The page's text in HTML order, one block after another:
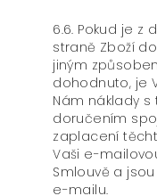
6.6. Pokud je z
straně Zboží
jiným
dohodnuto, je
Nám náklady
doručením
zaplacení
Vaši e-
Smlouvě a
e-mailu.